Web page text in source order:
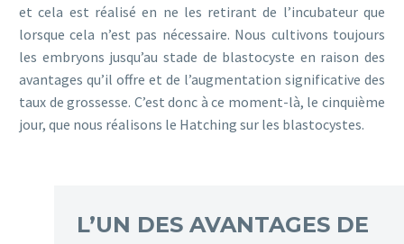
et cela est réalisé en ne les retirant de l’incubateur que
lorsque cela n’est pas nécessaire. Nous cultivons toujours
les embryons jusqu’au stade de blastocyste en raison des
avantages qu’il offre et de l’augmentation significative des
taux de grossesse. C’est donc à ce moment-là, le cinquième
jour, que nous réalisons le Hatching sur les blastocystes.
L’UN DES AVANTAGES DE